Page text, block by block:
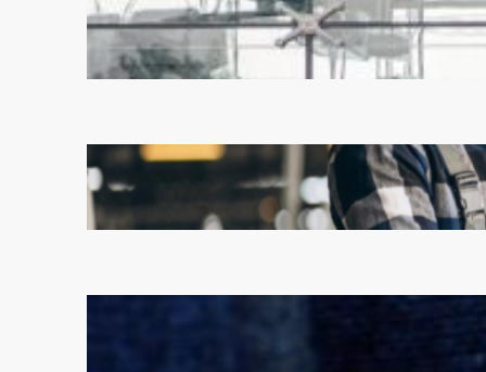
Deutschen Bahn muss
aufhören
Oktober 22, 2024
Der aktuelle Fachkräftemangel
Oktober 19, 2024